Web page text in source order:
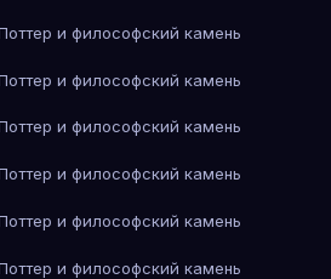
и философский камень
и философский камень
и философский камень
и философский камень
и философский камень
и философский камень